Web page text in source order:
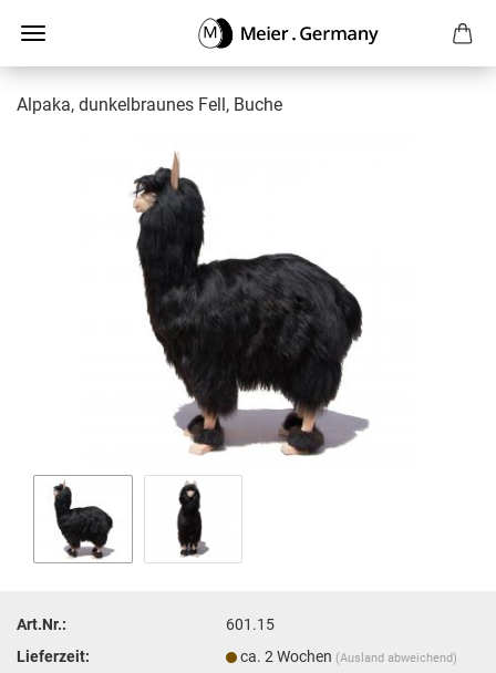
Alpaka, dunkelbraunes Fell, Buche
Art.Nr.:
601.15
Lieferzeit:
ca. 2 Wochen (Ausland abweichend)